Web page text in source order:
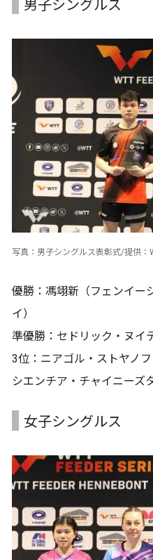
男子シングルス
写真：男子シングルス表彰式/提供：
優勝：馮翊新（フェンイー
イ）
準優勝：セドリック・ヌイ
3位：ニアゴル・ストヤノ
シエンチア・チャイニーズ
女子シングルス